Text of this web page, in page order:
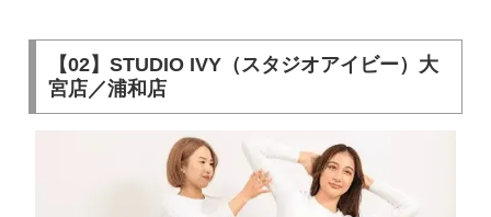
【02】STUDIO IVY（スタジオアイビー）大
宮店／浦和店